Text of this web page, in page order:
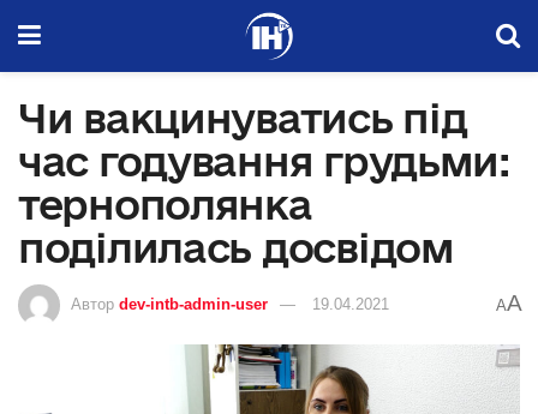
Чи вакцинуватись під
час годування грудьми:
тернополянка
поділилась досвідом
Автор dev-intb-admin-user 19.04.2021 AA